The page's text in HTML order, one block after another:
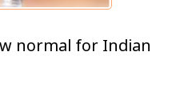
normal for Indian